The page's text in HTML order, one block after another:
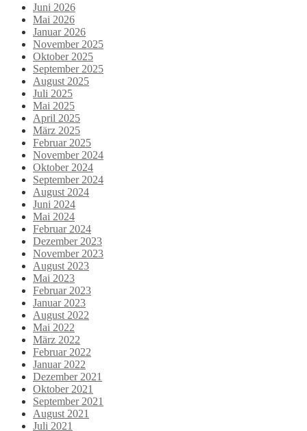
Juni 2026
Mai 2026
Januar 2026
November 2025
Oktober 2025
September 2025
August 2025
Juli 2025
Mai 2025
April 2025
März 2025
Februar 2025
November 2024
Oktober 2024
September 2024
August 2024
Juni 2024
Mai 2024
Februar 2024
Dezember 2023
November 2023
August 2023
Mai 2023
Februar 2023
Januar 2023
August 2022
Mai 2022
März 2022
Februar 2022
Januar 2022
Dezember 2021
Oktober 2021
September 2021
August 2021
Juli 2021